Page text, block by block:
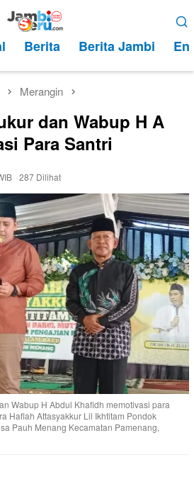
Berita Berita Jambi
Merangin
dan Wabup H A
Para Santri
287 Dilihat
Wabup H Abdul Khafidh memotivasi para
Haflah Attasyakkur Lil Ikhtitam Pondok
Pauh Menang Kecamatan Pamenang,